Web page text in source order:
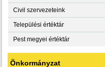
Civil szervezeteink
Települési értéktár
Pest megyei értéktár
Önkormányzat